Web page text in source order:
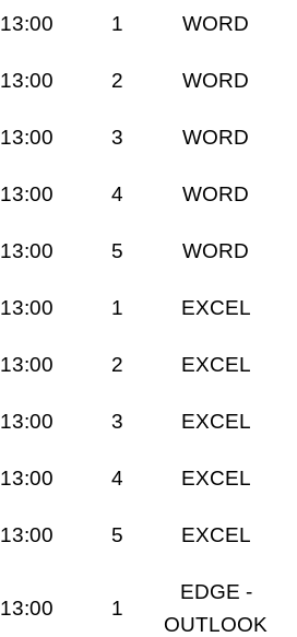
13:00 1 WORD
13:00 2 WORD
13:00 3 WORD
13:00 4 WORD
13:00 5 WORD
13:00 1 EXCEL
13:00 2 EXCEL
13:00 3 EXCEL
13:00 4 EXCEL
13:00 5 EXCEL
13:00 1
EDGE -
OUTLOOK